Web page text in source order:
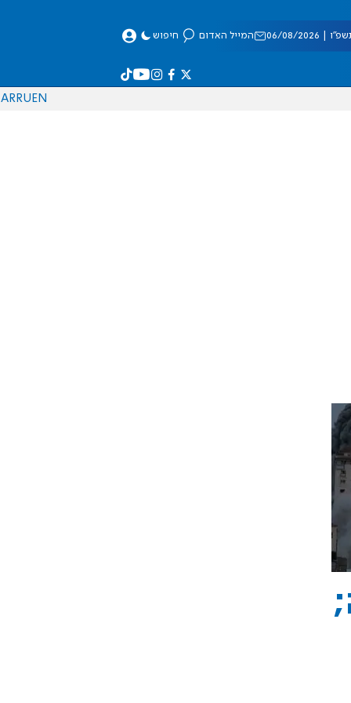
08/2026 המייל האדום חיפוש
EN
RU
AR